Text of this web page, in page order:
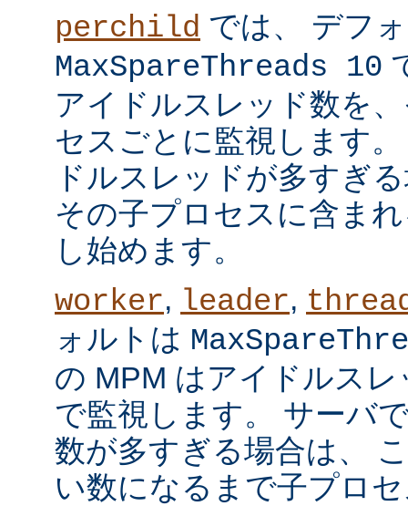
perchild では、 デフ
MaxSpareThreads 10
アイドルスレッド数を
セスごとに監視します
ドルスレッドが多すぎ
その子プロセスに含ま
し始めます。
worker, leader,
ォルトは
の MPM はアイドルス
で監視します。 サーバ
数が多すぎる場合は、
い数になるまで子プロ